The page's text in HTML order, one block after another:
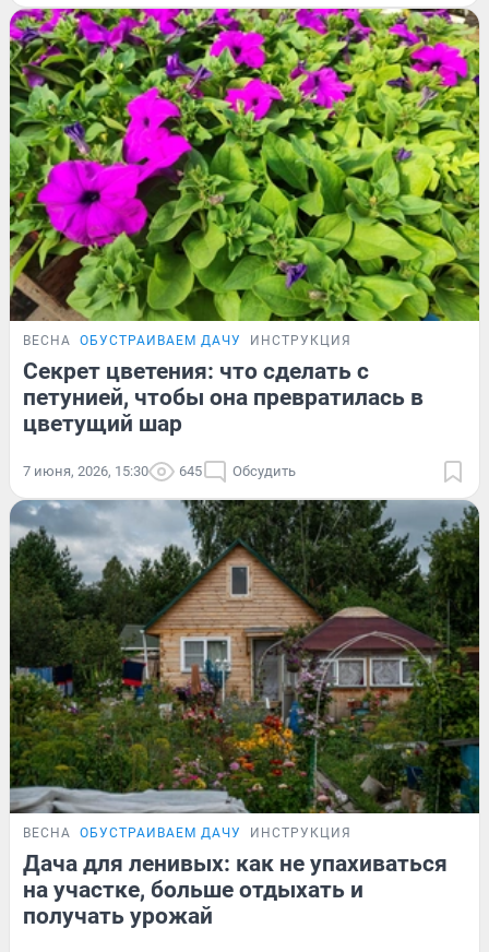
ВЕСНА ОБУСТРАИВАЕМ ДАЧУ ИНСТРУКЦИЯ
Секрет цветения: что сделать с
петунией, чтобы она превратилась в
цветущий шар
7 июня, 2026, 15:30 645 Обсудить
ВЕСНА ОБУСТРАИВАЕМ ДАЧУ ИНСТРУКЦИЯ
Дача для ленивых: как не упахиваться
на участке, больше отдыхать и
получать урожай